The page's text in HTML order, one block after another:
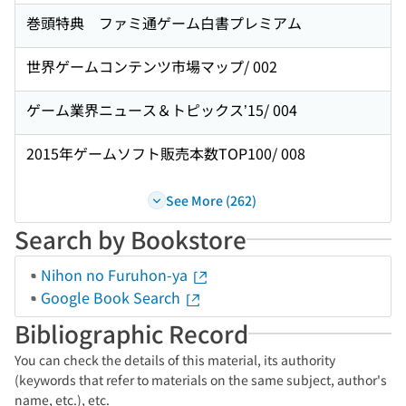
巻頭特典 ファミ通ゲーム白書プレミアム
世界ゲームコンテンツ市場マップ/ 002
ゲーム業界ニュース＆トピックス’15/ 004
2015年ゲームソフト販売本数TOP100/ 008
See More (262)
Search by Bookstore
Nihon no Furuhon-ya
Google Book Search
Bibliographic Record
You can check the details of this material, its authority
(keywords that refer to materials on the same subject, author's
name, etc.), etc.